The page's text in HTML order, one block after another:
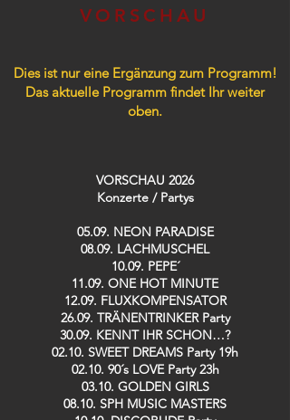
VORSCHAU
Dies ist nur eine Ergänzung zum Programm!
Das aktuelle Programm findet Ihr weiter
oben.
VORSCHAU 2026
Konzerte / Partys​
05.09. NEON PARADISE
08.09. LACHMUSCHEL
10.09. PEPE´
11.09. ONE HOT MINUTE
12.09. FLUXKOMPENSATOR
26.09. TRÄNENTRINKER Party
30.09. KENNT IHR SCHON…?
02.10. SWEET DREAMS Party 19h
02.10. 90´s LOVE Party 23h
03.10. GOLDEN GIRLS
08.10. SPH MUSIC MASTERS